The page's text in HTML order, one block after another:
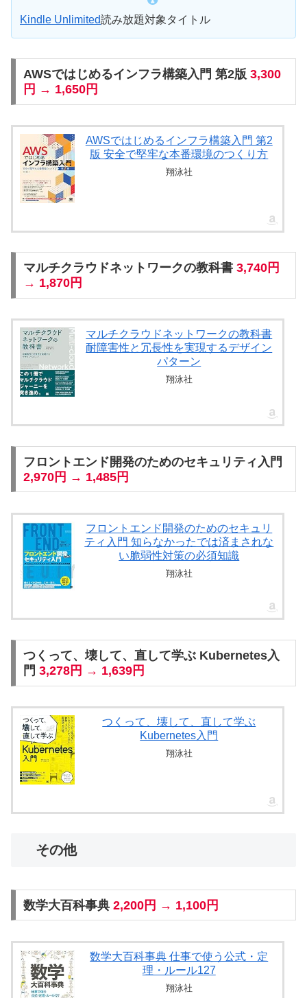
Kindle Unlimited読み放題対象タイトル
AWSではじめるインフラ構築入門 第2版 3,300
円 → 1,650円
AWSではじめるインフラ構築入門 第2
版 安全で堅牢な本番環境のつくり方
翔泳社
マルチクラウドネットワークの教科書 3,740円
→ 1,870円
マルチクラウドネットワークの教科書
耐障害性と冗長性を実現するデザイン
パターン
翔泳社
フロントエンド開発のためのセキュリティ入門
2,970円 → 1,485円
フロントエンド開発のためのセキュリ
ティ入門 知らなかったでは済まされな
い脆弱性対策の必須知識
翔泳社
つくって、壊して、直して学ぶ Kubernetes入
門 3,278円 → 1,639円
つくって、壊して、直して学ぶ
Kubernetes入門
翔泳社
その他
数学大百科事典 2,200円 → 1,100円
数学大百科事典 仕事で使う公式・定
理・ルール127
翔泳社